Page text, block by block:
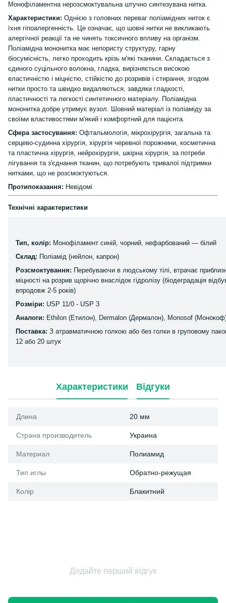
Монофіламентна нерозсмоктувальна штучно синтезувана нитка.
Характеристики: Однією з головних переваг поліамідних ниток є
їхня гіпоалергенність. Це означає, що шовні нитки не викликають
алергічної реакції та не чинять токсичного впливу на організм.
Поліамідна мононитка має непористу структуру, гарну
біосумісність, легко проходить крізь м'які тканини. Складається з
єдиного суцільного волокна, гладка, вирізняється високою
еластичністю і міцністю, стійкістю до розривів і стирання, згодом
нитки просто та швидко видаляються, завдяки гладкості,
пластичності та легкості синтетичного матеріалу. Поліамідна
мононитка добре утримує вузол. Шовний матеріал із поліаміду за
своїми властивостями м'який і комфортний для пацієнта.
Сфера застосування: Офтальмологія, мікрохірургія, загальна та
серцево-судинна хірургія, хірургія черевної порожнини, косметична
та пластична хірургія, нейрохірургія, шкірна хірургія, за потреби
лігування та з'єднання тканин, що потребують тривалої підтримки
нитками, що не розсмоктуються.
Протипоказання: Невідомі
Технічні характеристики
Тип, колір: Монофіламент синій, чорний, нефарбований — білий
Склад: Поліамід (нейлон, капрон)
Розсмоктування: Перебуваючи в людському тілі, втрачає
міцності на розрив щорічно внаслідок гідролізу (біодеградація
впродовж 2-5 років)
Розміри: USP 11/0 - USP 3
Аналоги: Ethilon (Етилон), Dermalon (Дермалон), Monosof
Поставка: З атравматичною голкою або без голки в груповому
12 або 20 штук
Характеристики Відгуки
Длина 20 мм
Страна производитель Украина
Материал Полиамид
Тип иглы Обратно-режущая
Колір Блакитний
Додайте перший відгук